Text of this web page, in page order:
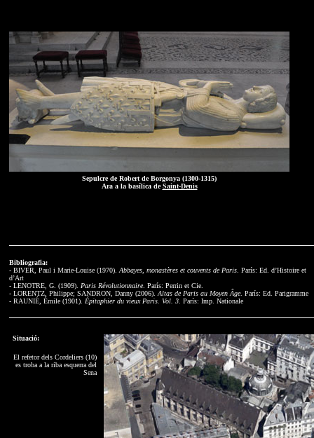
Sepulcre de Robert de Borgonya (1300-1315)
Ara a la basílica deSaint-Denis
Bibliografia:
- BIVER, Paul i Marie-Louise (1970). Abbayes, monastères et couvents de Paris . París: Ed. d’Histoire et
d’Art
- LENOTRE, G. (1909). Paris Révolutionnaire. París: Perrin et Cie.
- LORENTZ, Philippe; SANDRON, Danny (2006). Altas de Paris au Moyen Âge. París: Ed. Parigramme
- RAUNIÉ, Émile (1901). Épitaphier du vieux Paris. Vol. 3 . París: Imp. Nationale
Situació:
El refetor dels Cordeliers (10)
es troba a la riba esquerra del
Sena